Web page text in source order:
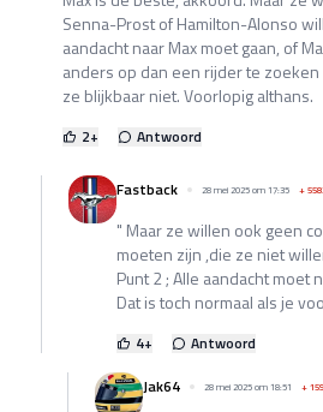
Senna-Prost of Hamilton-Alonso
aandacht naar Max moet gaan, of
anders op dan een rijder te
ze blijkbaar niet. Voorlopig althans.
2+ Antwoord
Fastback 28 mei 2025 om 17:35 +
" Maar ze willen ook geen
moeten zijn ,die ze niet
Punt 2 ; Alle aandacht moet
Dat is toch normaal als je
4+
Antwoord
Jak64
28 mei 2025 om 18:51 +